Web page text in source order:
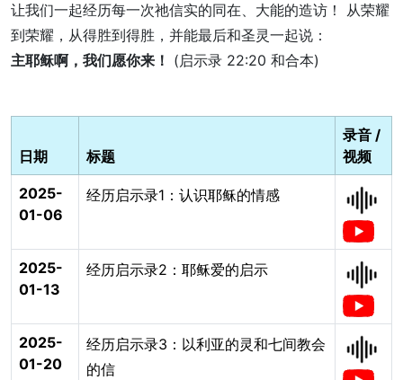
让我们一起经历每一次祂信实的同在、大能的造访！ 从荣耀
到荣耀，从得胜到得胜，并能最后和圣灵一起说：
主耶稣啊，我们愿你来！ (启示录 22:20 和合本)
日期 标题
录音 /
视频
2025-
01-06
经历启示录1：认识耶稣的情感
2025-
01-13
经历启示录2：耶稣爱的启示
2025-
01-20
经历启示录3：以利亚的灵和七间教会
的信